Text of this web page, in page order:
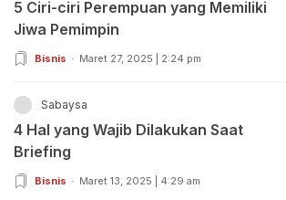
5 Ciri-ciri Perempuan yang Memiliki
Jiwa Pemimpin
Bisnis Maret 27, 2025 | 2:24 pm
Sabaysa
4 Hal yang Wajib Dilakukan Saat
Briefing
Bisnis Maret 13, 2025 | 4:29 am